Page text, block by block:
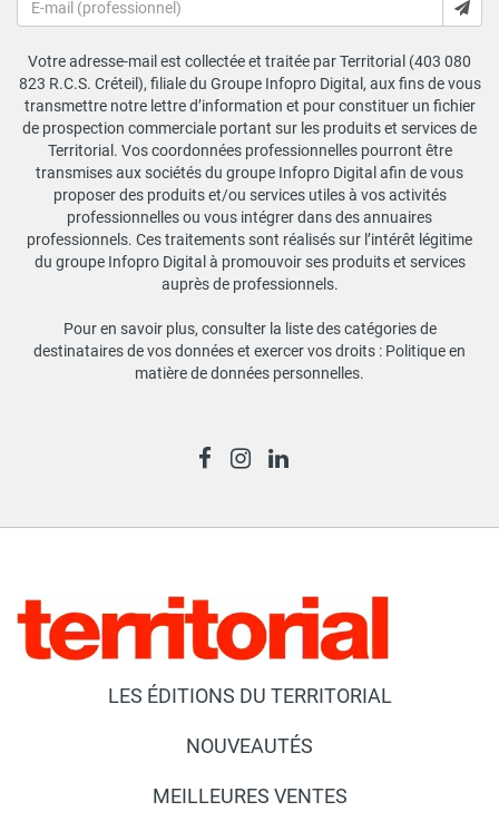
Votre adresse-mail est collectée et traitée par Territorial (403 080
823 R.C.S. Créteil), filiale du Groupe Infopro Digital, aux fins de vous
transmettre notre lettre d’information et pour constituer un fichier
de prospection commerciale portant sur les produits et services de
Territorial. Vos coordonnées professionnelles pourront être
transmises aux sociétés du groupe Infopro Digital afin de vous
proposer des produits et/ou services utiles à vos activités
professionnelles ou vous intégrer dans des annuaires
professionnels. Ces traitements sont réalisés sur l’intérêt légitime
du groupe Infopro Digital à promouvoir ses produits et services
auprès de professionnels.
Pour en savoir plus, consulter la liste des catégories de
destinataires de vos données et exercer vos droits : Politique en
matière de données personnelles.
LES ÉDITIONS DU TERRITORIAL
NOUVEAUTÉS
MEILLEURES VENTES